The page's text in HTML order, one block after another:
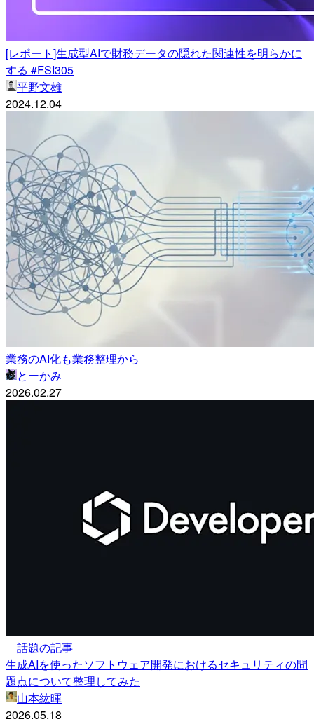
[レポート]生成型AIで財務データの隠れた関連性を明らかに
する #FSI305
平野文雄
2024.12.04
業務のAI化も業務整理から
とーかみ
2026.02.27
話題の記事
生成AIを使ったソフトウェア開発におけるセキュリティの問
題点について整理してみた
山本紘暉
2026.05.18